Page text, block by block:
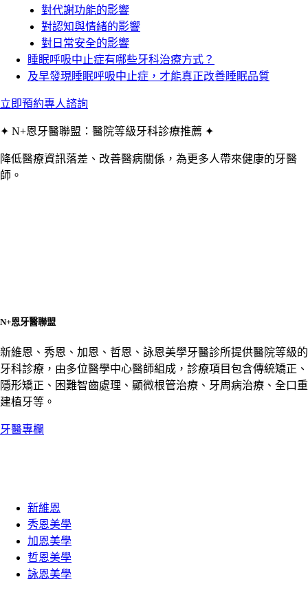
對代謝功能的影響
對認知與情緒的影響
對日常安全的影響
睡眠呼吸中止症有哪些牙科治療方式？
及早發現睡眠呼吸中止症，才能真正改善睡眠品質
立即預約專人諮詢
✦ N+恩牙醫聯盟：醫院等級牙科診療推薦 ✦
降低醫療資訊落差、改善醫病關係，為更多人帶來健康的牙醫
師。
N+恩牙醫聯盟
新維恩、秀恩、加恩、哲恩、詠恩美學牙醫診所提供醫院等級的
牙科診療，由多位醫學中心醫師組成，診療項目包含傳統矯正、
隱形矯正、困難智齒處理、顯微根管治療、牙周病治療、全口重
建植牙等。
牙醫專欄
新維恩
秀恩美學
加恩美學
哲恩美學
詠恩美學